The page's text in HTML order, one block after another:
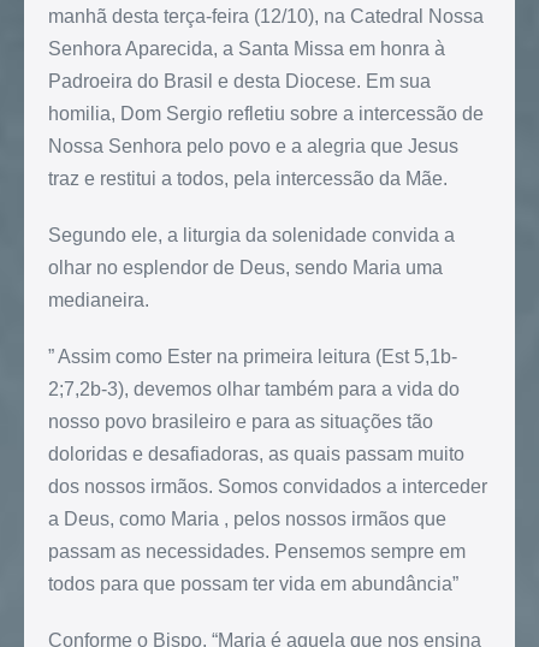
manhã desta terça-feira (12/10), na Catedral Nossa
Senhora Aparecida, a Santa Missa em honra à
Padroeira do Brasil e desta Diocese. Em sua
homilia, Dom Sergio refletiu sobre a intercessão de
Nossa Senhora pelo povo e a alegria que Jesus
traz e restitui a todos, pela intercessão da Mãe.
Segundo ele, a liturgia da solenidade convida a
olhar no esplendor de Deus, sendo Maria uma
medianeira.
” Assim como Ester na primeira leitura (Est 5,1b-
2;7,2b-3), devemos olhar também para a vida do
nosso povo brasileiro e para as situações tão
doloridas e desafiadoras, as quais passam muito
dos nossos irmãos. Somos convidados a interceder
a Deus, como Maria , pelos nossos irmãos que
passam as necessidades. Pensemos sempre em
todos para que possam ter vida em abundância”
Conforme o Bispo, “Maria é aquela que nos ensina